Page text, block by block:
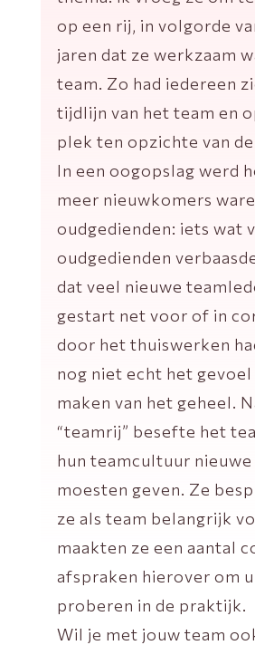
op een rij, in volgorde
jaren dat ze werkzaam
team. Zo had iedereen
tijdlijn van het team en
plek ten opzichte van
In een oogopslag werd
meer nieuwkomers
oudgedienden: iets wat
oudgedienden
dat veel nieuwe
gestart net voor of in
door het thuiswerken
nog niet echt het
maken van het geheel.
“teamrij” besefte het
hun teamcultuur nieuwe
moesten geven. Ze
ze als team belangrijk
maakten ze een aantal
afspraken hierover om
proberen in de praktijk.
Wil je met jouw team